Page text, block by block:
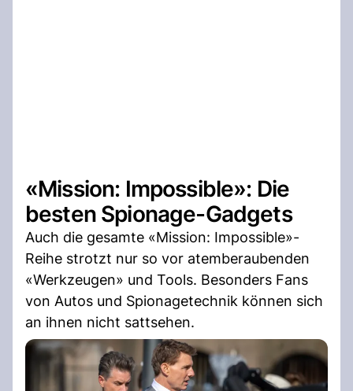
«Mission: Impossible»: Die
besten Spionage-Gadgets
Auch die gesamte «Mission: Impossible»-
Reihe strotzt nur so vor atemberaubenden
«Werkzeugen» und Tools. Besonders Fans
von Autos und Spionagetechnik können sich
an ihnen nicht sattsehen.